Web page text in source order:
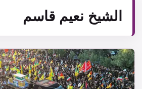
الشيخ نعيم قاسم